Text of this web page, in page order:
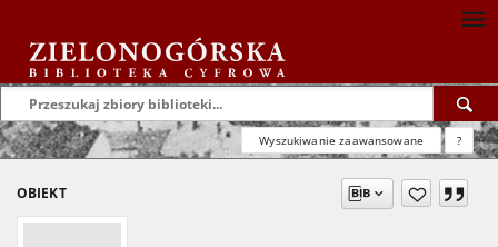
Wyszukiwanie zaawansowane ?
OBIEKT